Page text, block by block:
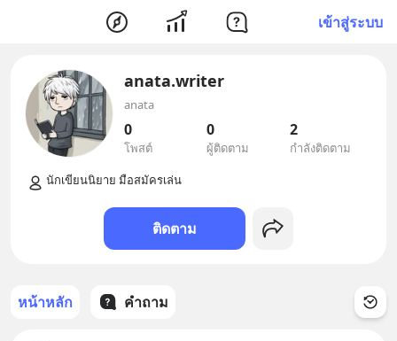
เข้าสู่ระบบ
anata.writer
anata
0
โพสต์
0
ผู้ติดตาม
2
กำลังติดตาม
ติดตาม
หน้าหลัก คำถาม